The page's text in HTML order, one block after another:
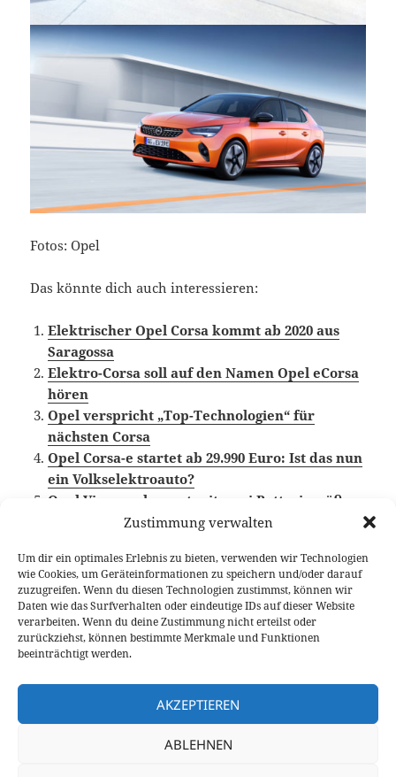
Zustimmung verwalten
Um dir ein optimales Erlebnis zu bieten, verwenden wir Technologien
wie Cookies, um Geräteinformationen zu speichern und/oder darauf
zuzugreifen. Wenn du diesen Technologien zustimmst, können wir
Daten wie das Surfverhalten oder eindeutige IDs auf dieser Website
verarbeiten. Wenn du deine Zustimmung nicht erteilst oder
zurückziehst, können bestimmte Merkmale und Funktionen
beeinträchtigt werden.
AKZEPTIEREN
ABLEHNEN
Fotos: Opel
Das könnte dich auch interessieren:
Elektrischer Opel Corsa kommt ab 2020 aus
Saragossa
Elektro-Corsa soll auf den Namen Opel eCorsa
hören
Opel verspricht „Top-Technologien“ für
nächsten Corsa
Opel Corsa-e startet ab 29.990 Euro: Ist das nun
ein Volkselektroauto?
Opel Vivaro-e kommt mit zwei Batteriegrößen
Veröffentlicht
am
24. Mai 2019 Autor
Larissa Rutkowski Kategorien
News Schlagwörter
Elektroauto
Opel,Opel Corsa
Beitragsnavigation
VORHERIGER
Beitrag:
Alles Wissenswerte über den elektrischen
Skoda CITIGOe iV
Exklusive Sitzprobe im neuen BMW 1er